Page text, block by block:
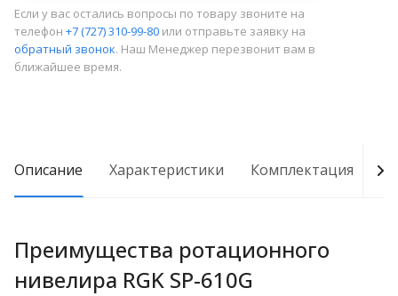
Если у вас остались вопросы по товару звоните на
телефон +7 (727) 310-99-80 или отправьте заявку на
обратный звонок. Наш Менеджер перезвонит вам в
ближайшее время.
Описание Характеристики Комплектация
Преимущества ротационного
нивелира RGK SP-610G